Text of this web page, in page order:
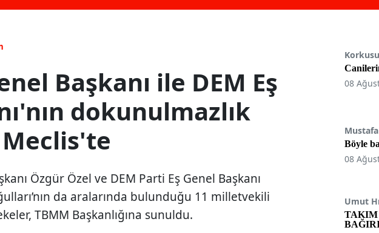
Başkanı ile DEM Eş
dokunulmazlık
Özgür Özel ve DEM Parti Eş Genel Başkanı
da aralarında bulunduğu 11 milletvekili
TBMM Başkanlığına sunuldu.
08
Böyle
08
Umut
TAKIM